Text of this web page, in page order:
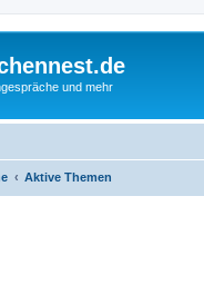
und mehr
Aktive Themen